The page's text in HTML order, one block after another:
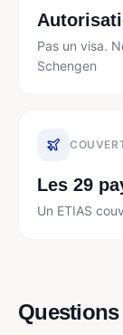
Pas un visa.
Schengen
Les 29
Un ETIAS